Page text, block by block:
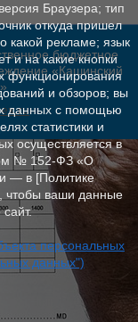
бюджетное
«Кашинский
Браузера; тип
откуда пришел
какой рекламе; язык
и на какие кнопки
функционирования
и обзоров; вы
данных с помощью
статистики и
осуществляется в
№ 152‑ФЗ «О
— в [Политике
чтобы ваши данные
персональных
данных")